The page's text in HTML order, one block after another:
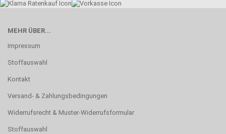
MEHR ÜBER...
Impressum
Stoffauswahl
Kontakt
Versand- & Zahlungsbedingungen
Widerrufsrecht & Muster-Widerrufsformular
Stoffauswahl